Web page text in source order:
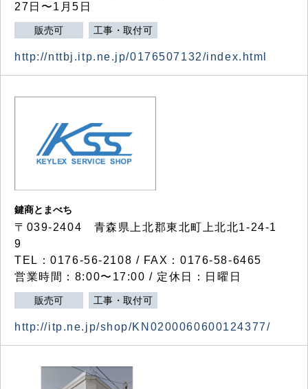
27日〜1月5日
販売可 工事・取付可
http://nttbj.itp.ne.jp/0176507132/index.html
鍵商とまべち
〒039-2404 青森県上北郡東北町上北北1-24-1
9
TEL：0176-56-2108 / FAX：0176-58-6465
営業時間：8:00〜17:00 / 定休日：日曜日
販売可 工事・取付可
http://itp.ne.jp/shop/KN0200060600124377/